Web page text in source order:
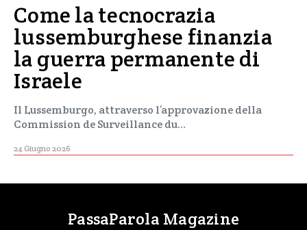
Come la tecnocrazia
lussemburghese finanzia
la guerra permanente di
Israele
Il Lussemburgo, attraverso l’approvazione della
Commission de Surveillance du…
24 Giugno 2026
PassaParola Magazine